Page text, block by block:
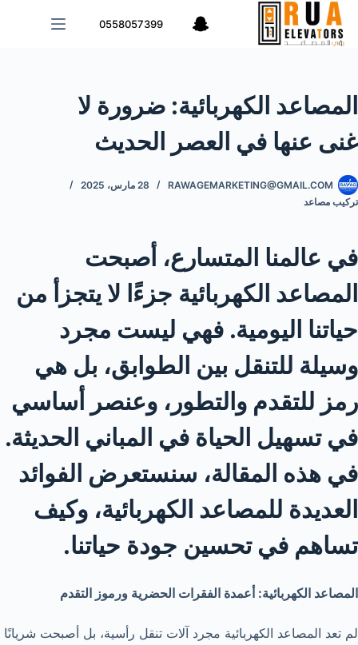
التجاوز
إلى
المحتوى
0558057399
المصاعد الكهربائية: ضرورة لا
غنى عنها في العصر الحديث
RAWAGEMARKETING@GMAIL.COM
28 مارس، 2025
تركيب مصاعد
في عالمنا المتسارع، أصبحت
المصاعد الكهربائية جزءًا لا يتجزأ من
حياتنا اليومية. فهي ليست مجرد
وسيلة للتنقل بين الطوابق، بل هي
رمز للتقدم والتطور، وعنصر أساسي
في تسهيل الحياة في المباني الحديثة.
في هذه المقالة، سنستعرض الفوائد
العديدة للمصاعد الكهربائية، وكيف
تساهم في تحسين جودة حياتنا.
المصاعد الكهربائية: أعمدة الفقرات الحضرية ورموز التقدم
لم تعد المصاعد الكهربائية مجرد آلات تنقل رأسية، بل أصبحت شريانًا